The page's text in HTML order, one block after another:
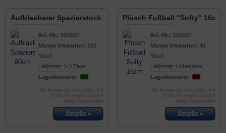
Aufblasbarer Spazierstock 90cm
Art.-Nr.: 583500
Menge Umkarton: 288
Stück
Lieferzeit: 1-3 Tage
Lagerbestand:
Sie können als Gast (bzw. mit
Ihrem derzeitigen Status)
keine Preise sehen
Plüsch Fußball "Softy" 16cm
Art.-Nr.: 100520
Menge Umkarton: 48
Stück
Lieferzeit: Unbekannt
Lagerbestand:
Sie können als Gast (bzw. mit
Ihrem derzeitigen Status)
keine Preise sehen